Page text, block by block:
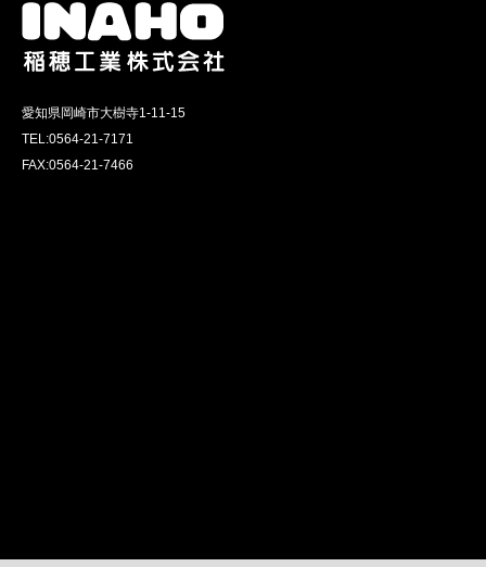
愛知県岡崎市大樹寺1-11-15
TEL:0564-21-7171
FAX:0564-21-7466